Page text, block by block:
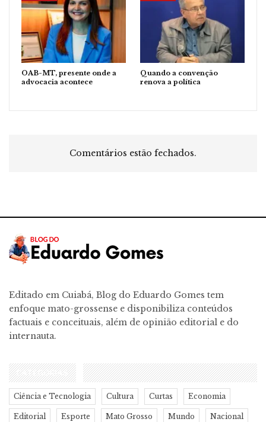
OAB-MT, presente onde a
advocacia acontece
Quando a convenção
renova a política
Comentários estão fechados.
Editado em Cuiabá, Blog do Eduardo Gomes tem
enfoque mato-grossense e disponibiliza conteúdos
factuais e conceituais, além de opinião editorial e do
internauta.
CATEGORIAS
Ciência e Tecnologia Cultura Curtas Economia
Editorial Esporte Mato Grosso Mundo Nacional